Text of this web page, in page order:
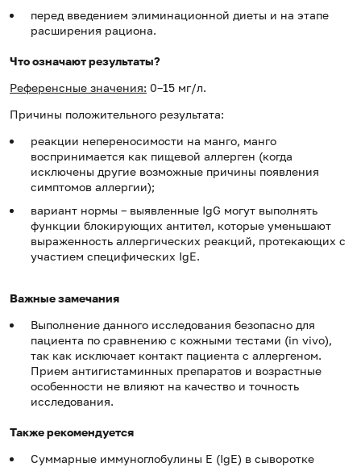
перед введением элиминационной диеты и на этапе
расширения рациона.
Что означают результаты?
Референсные значения: 0–15 мг/л.
Причины положительного результата:
реакции непереносимости на манго, манго
воспринимается как пищевой аллерген (когда
исключены другие возможные причины появления
симптомов аллергии);
вариант нормы – выявленные IgG могут выполнять
функции блокирующих антител, которые уменьшают
выраженность аллергических реакций, протекающих с
участием специфических IgE.
Важные замечания
Выполнение данного исследования безопасно для
пациента по сравнению с кожными тестами (in vivo),
так как исключает контакт пациента с аллергеном.
Прием антигистаминных препаратов и возрастные
особенности не влияют на качество и точность
исследования.
Также рекомендуется
Суммарные иммуноглобулины E (IgE) в сыворотке